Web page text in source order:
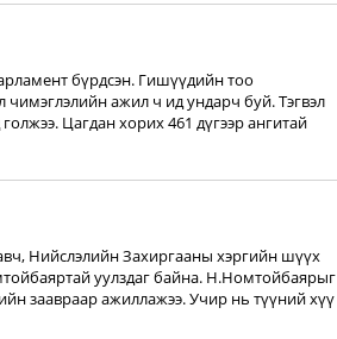
бүрдсэн. Гишүүдийн тоо
чимэглэлийн ажил ч ид ундарч буй. Тэгвэл
Цагдан хорих 461 дүгээр ангитай
Нийслэлийн Захиргааны хэргийн шүүх
уулздаг байна. Н.Номтойбаярыг
заавраар ажиллажээ. Учир нь түүний хүү